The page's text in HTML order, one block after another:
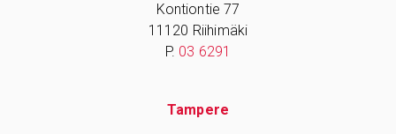
Kontiontie 77
11120 Riihimäki
P. 03 6291
Tampere